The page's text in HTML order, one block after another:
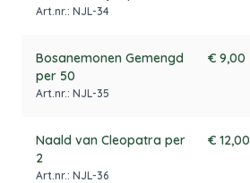
Art.nr.: NJL-34
Bosanemonen Gemengd
per 50
Art.nr.: NJL-35
€ 9,00
Naald van Cleopatra per
2
Art.nr.: NJL-36
€ 12,00